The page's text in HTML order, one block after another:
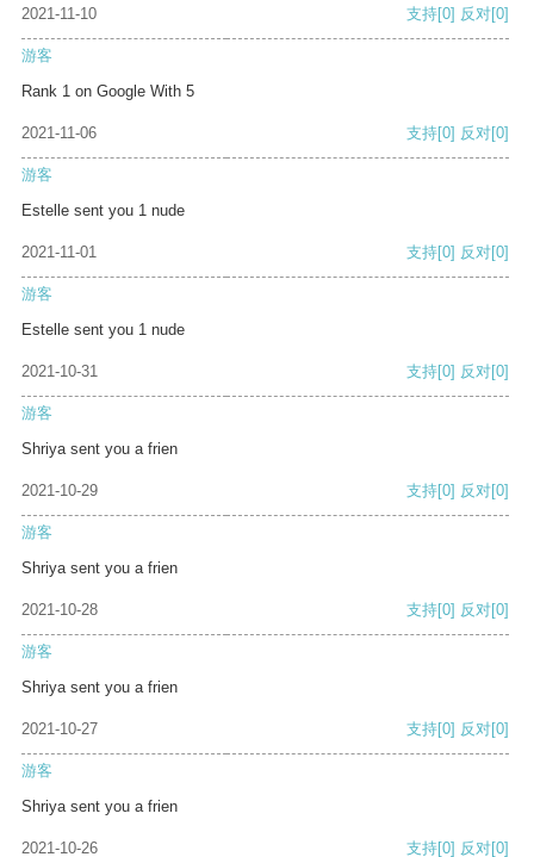
2021-11-10 支持[0] 反对[0]
游客
Rank 1 on Google With 5
2021-11-06 支持[0] 反对[0]
游客
Estelle sent you 1 nude
2021-11-01 支持[0] 反对[0]
游客
Estelle sent you 1 nude
2021-10-31 支持[0] 反对[0]
游客
Shriya sent you a frien
2021-10-29 支持[0] 反对[0]
游客
Shriya sent you a frien
2021-10-28 支持[0] 反对[0]
游客
Shriya sent you a frien
2021-10-27 支持[0] 反对[0]
游客
Shriya sent you a frien
2021-10-26 支持[0] 反对[0]